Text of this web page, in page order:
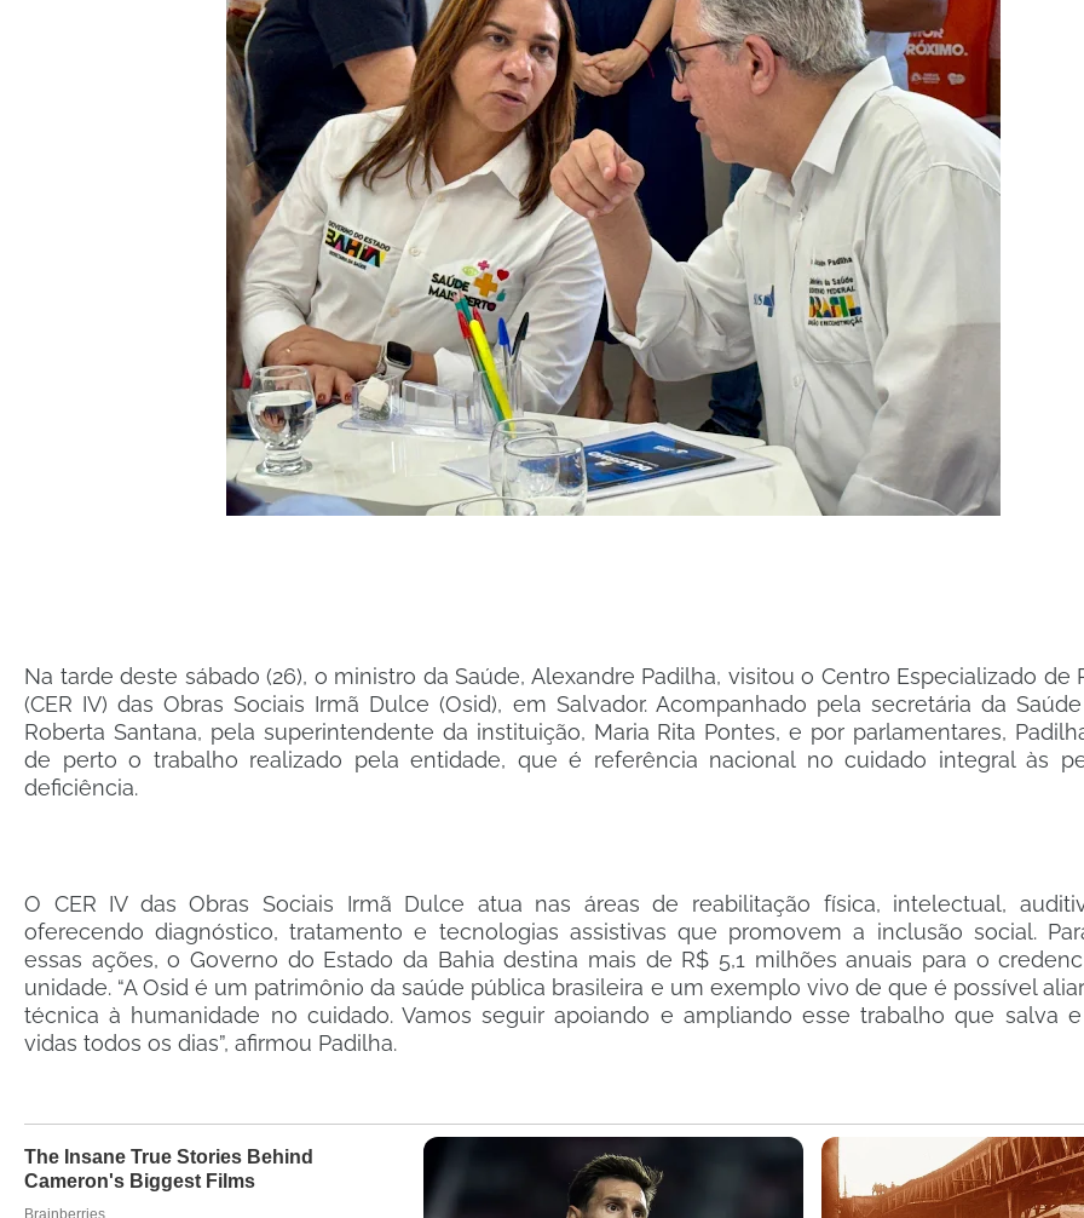
Na tarde deste sábado (26), o ministro da Saúde, Alexandre Padilha, visitou o Centro Especializado de
(CER IV) das Obras Sociais Irmã Dulce (Osid), em Salvador. Acompanhado pela secretária da
Roberta Santana, pela superintendente da instituição, Maria Rita Pontes, e por parlamentares,
de perto o trabalho realizado pela entidade, que é referência nacional no cuidado integral às
deficiência.
O CER IV das Obras Sociais Irmã Dulce atua nas áreas de reabilitação física, intelectual,
oferecendo diagnóstico, tratamento e tecnologias assistivas que promovem a inclusão social.
essas ações, o Governo do Estado da Bahia destina mais de R$ 5,1 milhões anuais para o
unidade. “A Osid é um patrimônio da saúde pública brasileira e um exemplo vivo de que é possível
técnica à humanidade no cuidado. Vamos seguir apoiando e ampliando esse trabalho que salva
vidas todos os dias”, afirmou Padilha.